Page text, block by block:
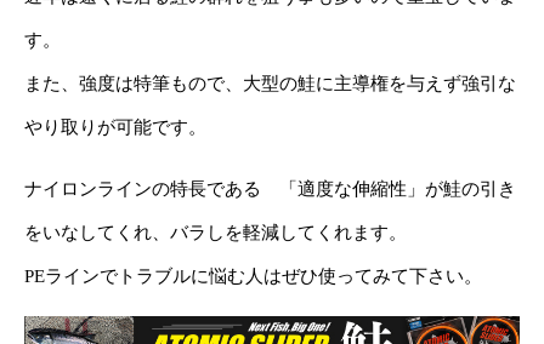
す。
また、強度は特筆もので、大型の鮭に主導権を与えず強引な
やり取りが可能です。
ナイロンラインの特長である 「適度な伸縮性」が鮭の引き
をいなしてくれ、バラしを軽減してくれます。
PEラインでトラブルに悩む人はぜひ使ってみて下さい。